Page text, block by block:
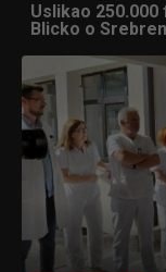
Uslikao
Blicko o